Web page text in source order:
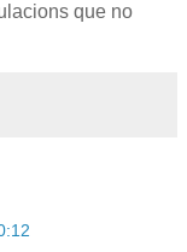
que no